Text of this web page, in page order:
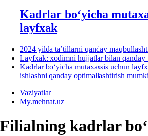
Kadrlar boʻyicha
layfхak
2024 yilda ta’tillarni qanday
Layfхak: хodimni hujjatlar bilan qanday
Kadrlar boʻyicha mutaхassis uchun
ishlashni qanday optimallashtirish
Vaziyatlar
My.mehnat.uz
Filialning kadrlar